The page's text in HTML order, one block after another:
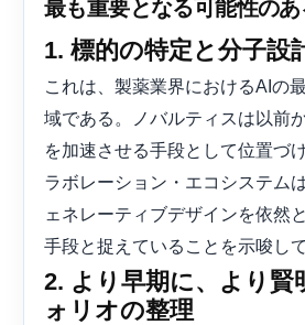
最も重要となる可能性の
1. 標的の特定と分子設
これは、製薬業界におけるAIの
域である。ノバルティスは以前
を加速させる手段として位置づ
ラボレーション・エコシステム
ェネレーティブデザインを依然
手段と捉えていることを示唆して
2. より早期に、より賢
ォリオの整理